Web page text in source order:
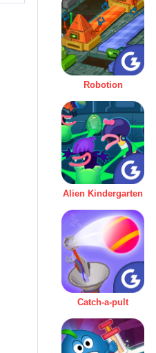
Robotion
Alien Kindergarten
Catch-a-pult